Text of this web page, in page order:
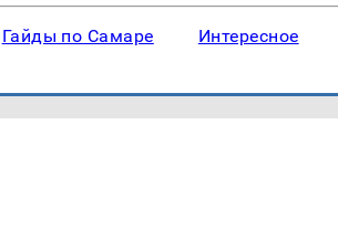
Гайды по Самаре Интересное